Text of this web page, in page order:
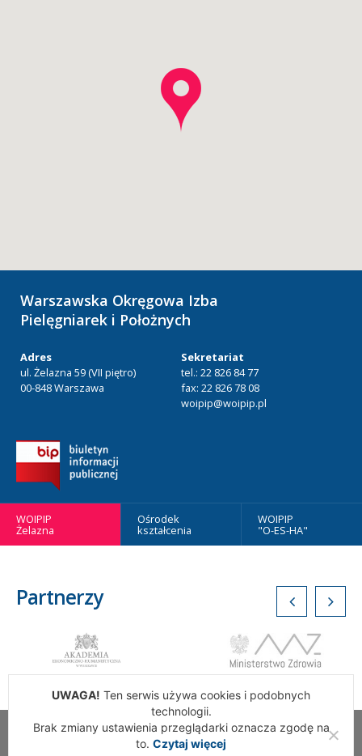
Warszawska Okręgowa Izba
Pielęgniarek i Położnych
Adres
ul. Żelazna 59 (VII piętro)
00-848 Warszawa
Sekretariat
tel.: 22 826 84 77
fax: 22 826 78 08
woipip@woipip.pl
WOIPIP
Żelazna
Ośrodek
kształcenia
WOIPIP
"O-ES-HA"
Partnerzy
Wszelkie Prawa Zastrzeżone. Warszawska Okręgowa Izba
UWAGA! Ten serwis używa cookies i podobnych
technologii.
Brak zmiany ustawienia przeglądarki oznacza zgodę na
to. Czytaj więcej